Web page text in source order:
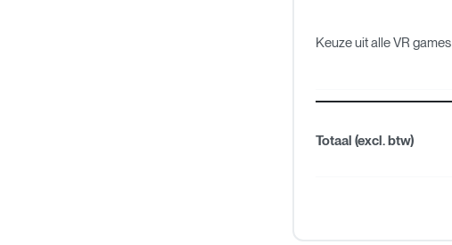
Keuze uit alle VR games
Totaal (excl. btw)